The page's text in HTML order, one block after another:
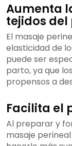
Aumenta
tejidos del
El masaje
elasticidad de
puede ser
parto, ya que
propensos a
Facilita el
Al preparar y
masaje